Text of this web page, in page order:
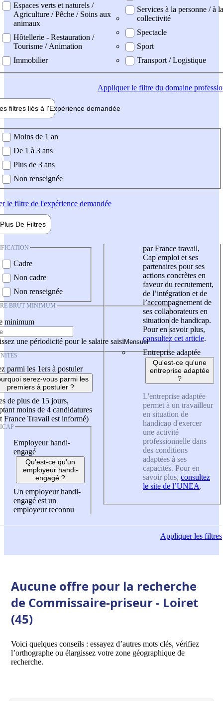
Espaces verts et naturels /
Agriculture / Pêche / Soins aux
animaux
Hôtellerie - Restauration /
Tourisme / Animation
Immobilier
Services à la personne / à la
collectivité
Spectacle
Sport
Transport / Logistique
Appliquerle filtre du domaine
filtres liés à l'Expérience demandée
demandée
Moins de 1 an
De 1 à 3 ans
Plus de 3 ans
Non renseignée
le filtre de l'expérience demandée
Plus De Filtres
Cadre
Non cadre
Non renseignée
BRUT MINIMUM
minimum
une périodicité pour le salaire saisi
parmi les 1ers à postuler
serez-vous parmi les
premiers à postuler ?
de plus de 15 jours,
moins de 4 candidatures
France Travail est informé)
Employeur handi-
engagé
Qu'est-ce qu'un
employeur handi-
engagé ?
Un employeur handi-
engagé est un
employeur reconnu
par France travail,
Cap emploi et ses
partenaires pour ses
actions concrètes en
faveur du recrutement,
de l’intégration et de
l’accompagnement de
ses collaborateurs en
situation de handicap.
Pour en savoir plus,
consultez cet article.
Entreprise adaptée
Qu'est-ce qu'une
entreprise adaptée
?
L'entreprise adaptée
permet à un travailleur
en situation de
handicap d'exercer
une activité
professionnelle dans
des conditions
adaptées à ses
capacités. Pour en
savoir plus, consultez
le site de l’UNEA.
Appliquerles filtres
Aucune offre pour la recherche
de Commissaire-priseur - Loiret
(45)
Voici quelques conseils : essayez d’autres mots clés, vérifiez
l’orthographe ou élargissez votre zone géographique de
recherche.